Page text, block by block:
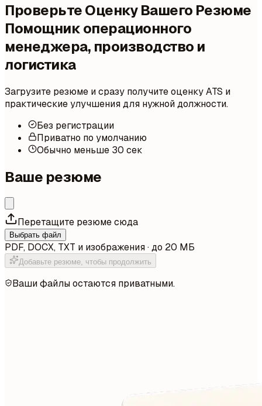
Проверьте Оценку Вашего Резюме
Помощник операционного
менеджера, производство и
логистика
Загрузите резюме и сразу получите оценку ATS и
практические улучшения для нужной должности.
Без регистрации
Приватно по умолчанию
Обычно меньше 30 сек
Ваше резюме
Перетащите резюме сюда
Выбрать файл
PDF, DOCX, TXT и изображения · до 20 МБ
Добавьте резюме, чтобы продолжить
Ваши файлы остаются приватными.